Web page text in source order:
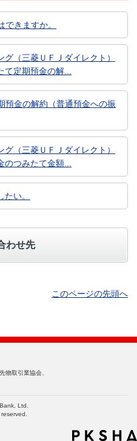
きますか。
（三菱ＵＦＪダイレクト）
定期預金の解...
預金の解約（普通預金への振
（三菱ＵＦＪダイレクト）
つみたて金額...
い。
わせ先
このページの先頭へ
物取引業協会、
Ltd.